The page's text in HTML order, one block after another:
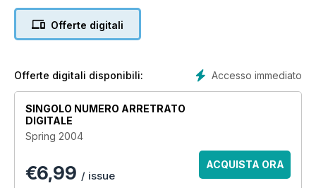
Offerte digitali
Accesso immediato
Offerte digitali disponibili:
SINGOLO NUMERO ARRETRATO
DIGITALE
Spring 2004
€6,99 / issue
ACQUISTA ORA